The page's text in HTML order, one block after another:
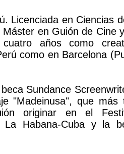
Licenciada en Ciencias
en Guión de Cine
años como
como en Barcelona
Sundance
"Madeinusa", que
originar en el
La Habana-Cuba y la